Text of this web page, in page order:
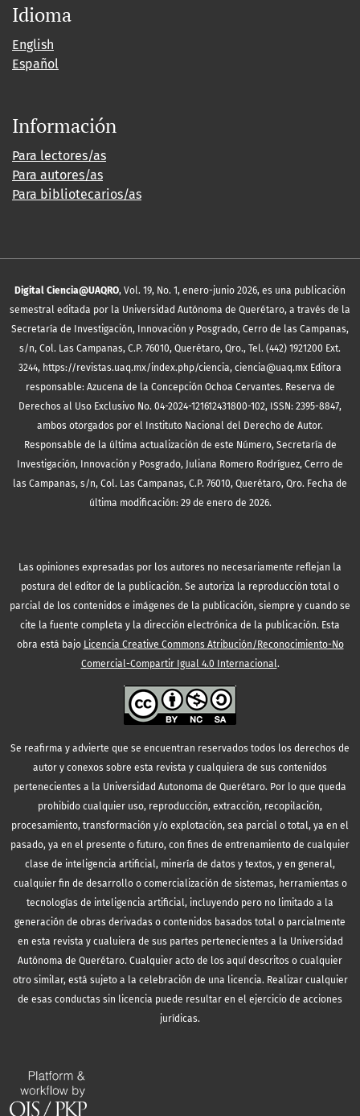
Idioma
English
Español
Información
Para lectores/as
Para autores/as
Para bibliotecarios/as
Digital Ciencia@UAQRO, Vol. 19, No. 1, enero-junio 2026, es una publicación
semestral editada por la Universidad Autónoma de Querétaro, a través de la
Secretaría de Investigación, Innovación y Posgrado, Cerro de las Campanas,
s/n, Col. Las Campanas, C.P. 76010, Querétaro, Qro., Tel. (442) 1921200 Ext.
3244, https://revistas.uaq.mx/index.php/ciencia, ciencia@uaq.mx Editora
responsable: Azucena de la Concepción Ochoa Cervantes. Reserva de
Derechos al Uso Exclusivo No. 04-2024-121612431800-102, ISSN: 2395-8847,
ambos otorgados por el Instituto Nacional del Derecho de Autor.
Responsable de la última actualización de este Número, Secretaría de
Investigación, Innovación y Posgrado, Juliana Romero Rodríguez, Cerro de
las Campanas, s/n, Col. Las Campanas, C.P. 76010, Querétaro, Qro. Fecha de
última modificación: 29 de enero de 2026.
Las opiniones expresadas por los autores no necesariamente reflejan la
postura del editor de la publicación. Se autoriza la reproducción total o
parcial de los contenidos e imágenes de la publicación, siempre y cuando se
cite la fuente completa y la dirección electrónica de la publicación. Esta
obra está bajo Licencia Creative Commons Atribución/Reconocimiento-No
Comercial-Compartir Igual 4.0 Internacional.
Se reafirma y advierte que se encuentran reservados todos los derechos de
autor y conexos sobre esta revista y cualquiera de sus contenidos
pertenecientes a la Universidad Autonoma de Querétaro. Por lo que queda
prohibido cualquier uso, reproducción, extracción, recopilación,
procesamiento, transformación y/o explotación, sea parcial o total, ya en el
pasado, ya en el presente o futuro, con fines de entrenamiento de cualquier
clase de inteligencia artificial, minería de datos y textos, y en general,
cualquier fin de desarrollo o comercialización de sistemas, herramientas o
tecnologías de inteligencia artificial, incluyendo pero no limitado a la
generación de obras derivadas o contenidos basados total o parcialmente
en esta revista y cualuiera de sus partes pertenecientes a la Universidad
Autónoma de Querétaro. Cualquier acto de los aquí descritos o cualquier
otro similar, está sujeto a la celebración de una licencia. Realizar cualquier
de esas conductas sin licencia puede resultar en el ejercicio de acciones
jurídicas.